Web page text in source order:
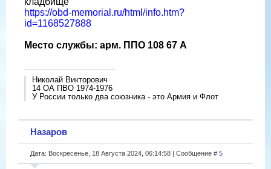
https://obd-memorial.ru/html/info.htm?
id=1168527888
Место службы: арм. ППО 108 67 А
Николай Викторович
14 ОА ПВО 1974-1976
У России только два союзника - это Армия и Флот
Назаров
Дата: Воскресенье, 18 Августа 2024, 06:14:58 | Сообщение # 5